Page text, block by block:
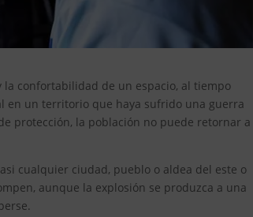
confortabilidad de un espacio, al tiempo
en un territorio que haya sufrido una guerra
protección, la población no puede retornar a
cualquier ciudad, pueblo o aldea del este o
aunque la explosión se produzca a una